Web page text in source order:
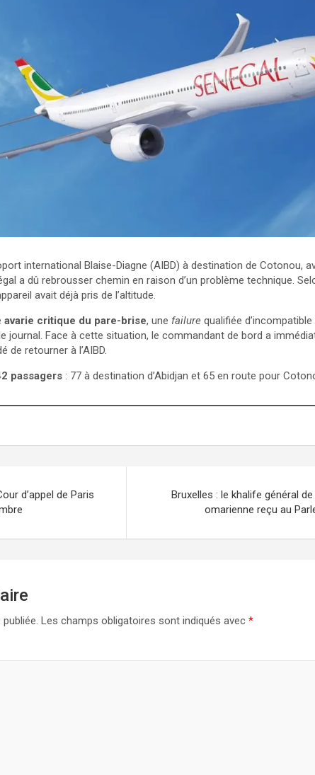
international Blaise-Diagne (AIBD) à destination de Cotonou,
a dû rebrousser chemin en raison d’un problème technique.
avait déjà pris de l’altitude.
avarie critique du pare-brise, une failure qualifiée
journal. Face à cette situation, le commandant de bord a
de retourner à l’AIBD.
passagers : 77 à destination d’Abidjan et 65 en route pour
d’appel de Paris
Bruxelles : le khalife général
omarienne reçu au
Les champs obligatoires sont indiqués avec *